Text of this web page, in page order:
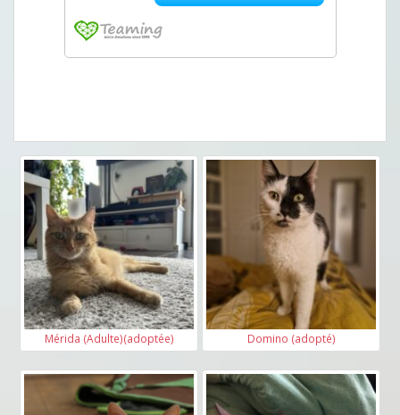
Mérida (Adulte)(adoptée) Domino (adopté)